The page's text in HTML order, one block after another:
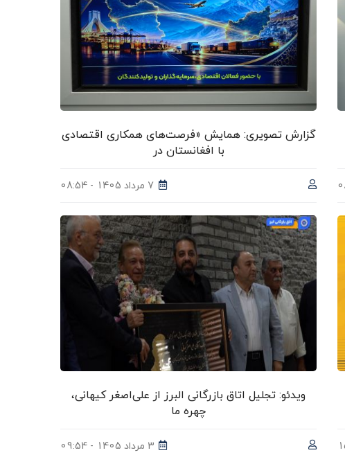
گزارش تصویری: همایش «فرصت‌های همکاری اقتصادی
با افغانستان در
7 مرداد 1405 - 08:54
ویدئو: تجلیل اتاق بازرگانی البرز از علی‌اصغر کیهانی،
چهره ما
3 مرداد 1405 - 09:54